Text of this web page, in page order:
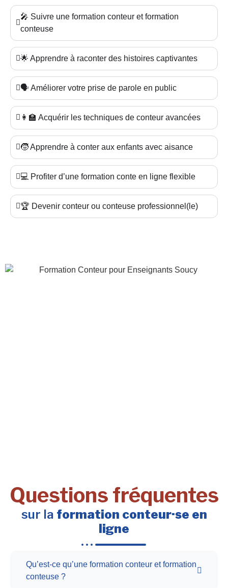
🎤 Suivre une formation conteur et formation
conteuse
🌟 Apprendre à raconter des histoires captivantes
🗣️ Améliorer votre prise de parole en public
👩‍🏫 Acquérir les techniques de conteur avancées
🧒 Apprendre à conter aux enfants avec aisance
💻 Profiter d’une formation conte en ligne flexible
🏆 Devenir conteur ou conteuse professionnel(le)
Questions fréquentes
sur la formation conteur·se en
ligne
Qu’est-ce qu’une formation conteur et formation
conteuse ?